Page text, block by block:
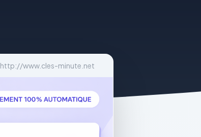
http://www.cles-minute.net